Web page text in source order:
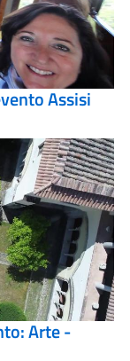
Assisi
Arte -